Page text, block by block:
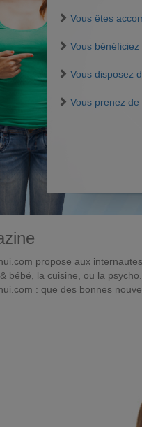
Vous êtes
Vous bénéficiez
Vous disposez
Vous prenez
propose aux
bébé, la cuisine, ou la
: que des bonnes